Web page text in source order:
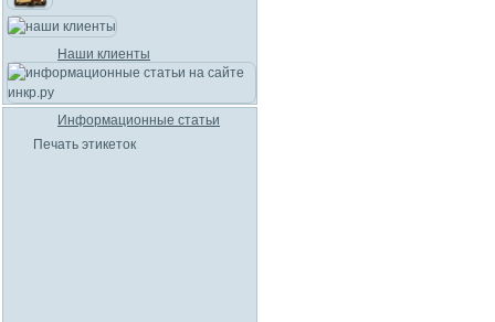
Наши клиенты
Информационные статьи
Печать этикеток